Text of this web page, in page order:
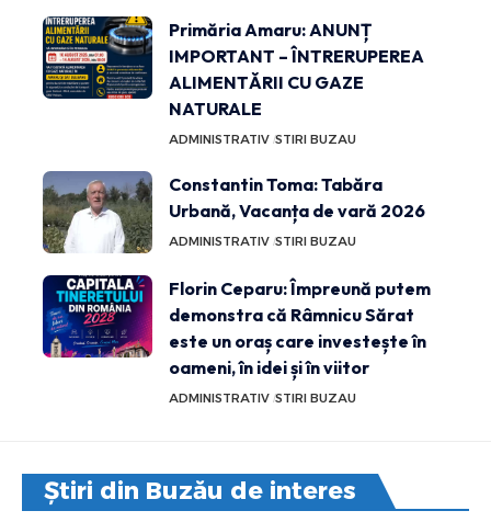
Primăria Amaru: ANUNȚ
IMPORTANT – ÎNTRERUPEREA
ALIMENTĂRII CU GAZE
NATURALE
ADMINISTRATIV STIRI BUZAU
Constantin Toma: Tabăra
Urbană, Vacanța de vară 2026
ADMINISTRATIV STIRI BUZAU
Florin Ceparu: Împreună putem
demonstra că Râmnicu Sărat
este un oraș care investește în
oameni, în idei și în viitor
ADMINISTRATIV STIRI BUZAU
Știri din Buzău de interes